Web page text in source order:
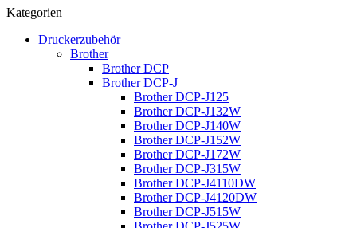
Kategorien
Druckerzubehör
Brother
Brother DCP
Brother DCP-J
Brother DCP-J125
Brother DCP-J132W
Brother DCP-J140W
Brother DCP-J152W
Brother DCP-J172W
Brother DCP-J315W
Brother DCP-J4110DW
Brother DCP-J4120DW
Brother DCP-J515W